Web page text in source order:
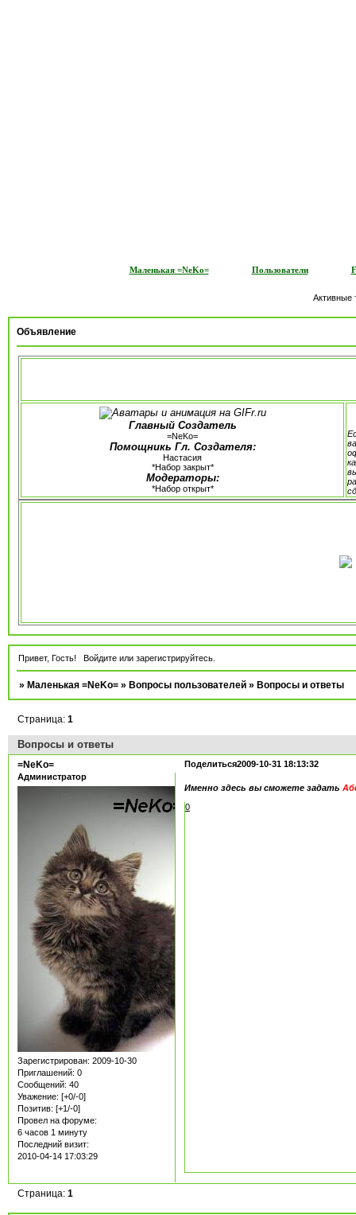
Маленькая =NeKo= Пользователи
Активные
Объявление
Главный Создатель
=NeKo=
Помощникь Гл. Создателя:
Настасия
*Набор закрыт*
Модераторы:
*Набор открыт*
Привет, Гость! Войдитеили зарегистрируйтесь.
»Маленькая =NeKo= »Вопросы пользователей »Вопросы и ответы
Вопросы и ответы
Страница:1
Поделиться2009-10-31 18:13:32
=NeKo=
Администратор
Зарегистрирован: 2009-10-30
Приглашений: 0
Сообщений: 40
Уважение: [+0/-0]
Позитив: [+1/-0]
Провел на форуме:
6 часов 1 минуту
Последний визит:
2010-04-14 17:03:29
Именно здесь вы сможете задать
0
Страница:1